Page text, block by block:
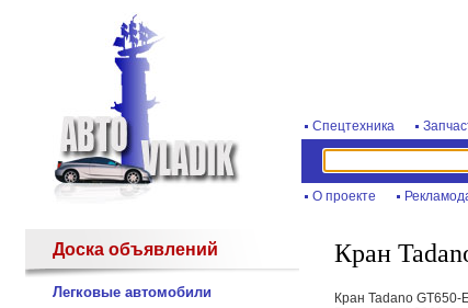
Спецтехника
О проекте
Доска объявлений
Легковые автомобили
Кран
Кран Tadano GT650-